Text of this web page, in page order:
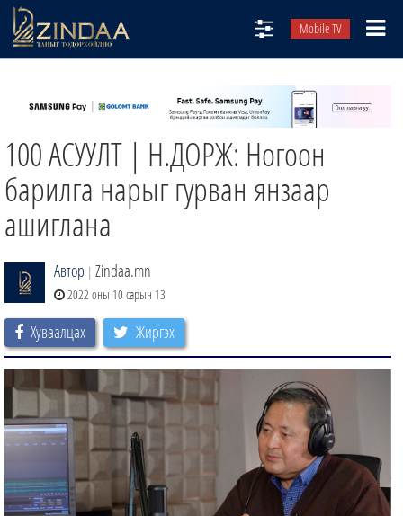
Mobile TV
ТВ8
ӨГЛӨӨНИЙ СОНИН
ЗИНДАА СЭТГҮҮЛ
100 АСУУЛТ | Н.ДОРЖ: Ногоон
барилга нарыг гурван янзаар
ашиглана
Автор | Zindaa.mn
2022 оны 10 сарын 13
Хуваалцах Жиргэх